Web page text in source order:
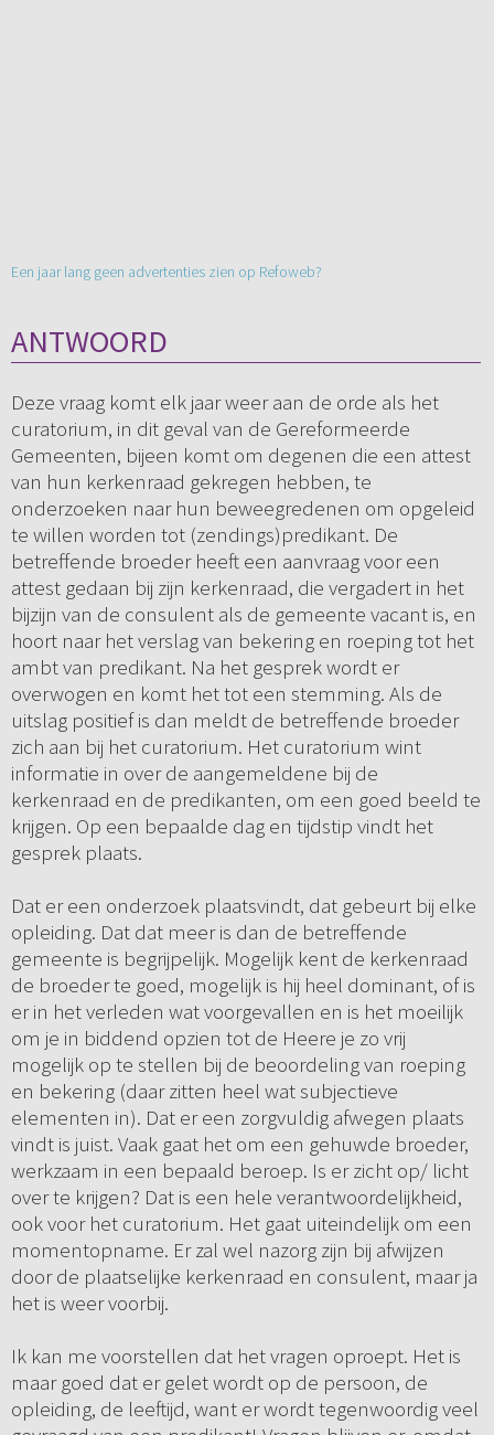
Een jaar lang geen advertenties zien op Refoweb?
ANTWOORD
Deze vraag komt elk jaar weer aan de orde als het
curatorium, in dit geval van de Gereformeerde
Gemeenten, bijeen komt om degenen die een attest
van hun kerkenraad gekregen hebben, te
onderzoeken naar hun beweegredenen om opgeleid
te willen worden tot (zendings)predikant. De
betreffende broeder heeft een aanvraag voor een
attest gedaan bij zijn kerkenraad, die vergadert in het
bijzijn van de consulent als de gemeente vacant is, en
hoort naar het verslag van bekering en roeping tot het
ambt van predikant. Na het gesprek wordt er
overwogen en komt het tot een stemming. Als de
uitslag positief is dan meldt de betreffende broeder
zich aan bij het curatorium. Het curatorium wint
informatie in over de aangemeldene bij de
kerkenraad en de predikanten, om een goed beeld te
krijgen. Op een bepaalde dag en tijdstip vindt het
gesprek plaats.
Dat er een onderzoek plaatsvindt, dat gebeurt bij elke
opleiding. Dat dat meer is dan de betreffende
gemeente is begrijpelijk. Mogelijk kent de kerkenraad
de broeder te goed, mogelijk is hij heel dominant, of is
er in het verleden wat voorgevallen en is het moeilijk
om je in biddend opzien tot de Heere je zo vrij
mogelijk op te stellen bij de beoordeling van roeping
en bekering (daar zitten heel wat subjectieve
elementen in). Dat er een zorgvuldig afwegen plaats
vindt is juist. Vaak gaat het om een gehuwde broeder,
werkzaam in een bepaald beroep. Is er zicht op/ licht
over te krijgen? Dat is een hele verantwoordelijkheid,
ook voor het curatorium. Het gaat uiteindelijk om een
momentopname. Er zal wel nazorg zijn bij afwijzen
door de plaatselijke kerkenraad en consulent, maar ja
het is weer voorbij.
Ik kan me voorstellen dat het vragen oproept. Het is
maar goed dat er gelet wordt op de persoon, de
opleiding, de leeftijd, want er wordt tegenwoordig veel